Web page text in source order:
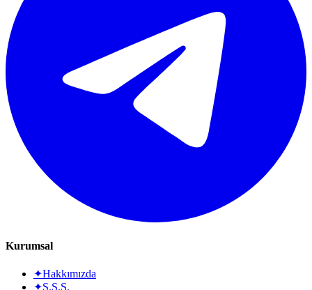
Kurumsal
✦Hakkımızda
✦S.S.S.